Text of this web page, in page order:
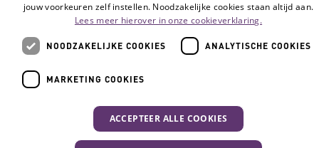
jouw voorkeuren zelf instellen. Noodzakelijke cookies staan altijd aan.
Lees meer hierover in onze cookieverklaring.
NOODZAKELIJKE COOKIES ANALYTISCHE COOKIES
MARKETING COOKIES
ACCEPTEER ALLE COOKIES